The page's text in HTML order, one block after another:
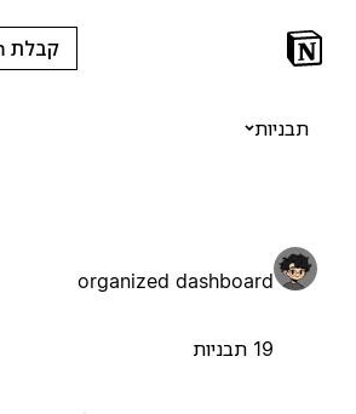
קבלת Notion בחינם
תבניות
organized dashboard